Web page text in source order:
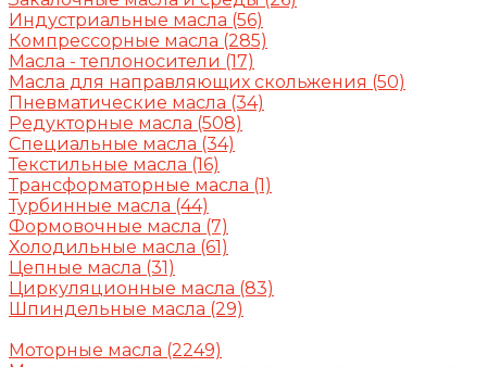
Индустриальные масла (56)
Компрессорные масла (285)
Масла - теплоносители (17)
Масла для направляющих скольжения (50)
Пневматические масла (34)
Редукторные масла (508)
Специальные масла (34)
Текстильные масла (16)
Трансформаторные масла (1)
Турбинные масла (44)
Формовочные масла (7)
Холодильные масла (61)
Цепные масла (31)
Циркуляционные масла (83)
Шпиндельные масла (29)
Моторные масла (2249)